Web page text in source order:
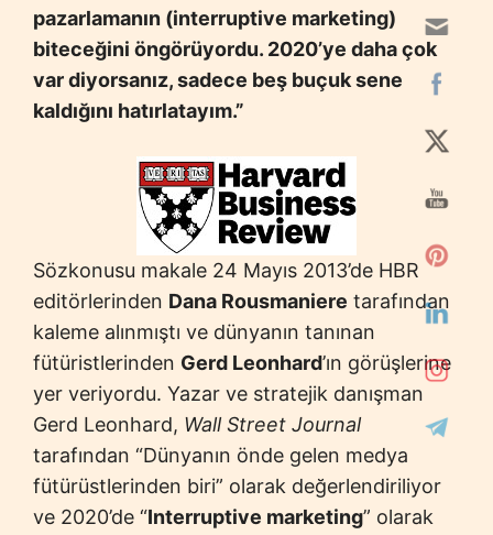
pazarlamanın (interruptive marketing)
biteceğini öngörüyordu. 2020’ye daha çok
var diyorsanız, sadece beş buçuk sene
kaldığını hatırlatayım.”
Sözkonusu makale 24 Mayıs 2013’de HBR
editörlerinden Dana Rousmaniere tarafından
kaleme alınmıştı ve dünyanın tanınan
fütüristlerinden Gerd Leonhard’ın görüşlerine
yer veriyordu. Yazar ve stratejik danışman
Gerd Leonhard, Wall Street Journal
tarafından “Dünyanın önde gelen medya
fütürüstlerinden biri” olarak değerlendiriliyor
ve 2020’de “Interruptive marketing” olarak